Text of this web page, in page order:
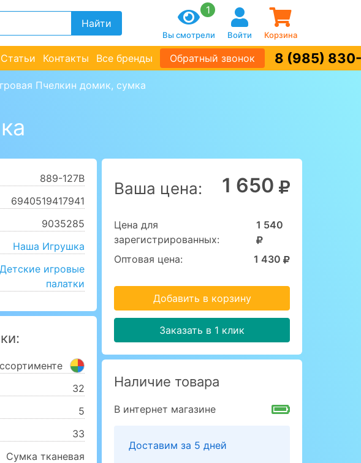
Найти
1
Вы смотрели Войти Корзина
Статьи Контакты Все бренды Обратный звонок 8 (985)
Пчелкин домик, сумка
889-127B
6940519417941
9035285
Наша Игрушка
Детские игровые
палатки
32
5
33
Сумка тканевая
Ваша цена: 1 650
Цена для
зарегистрированных:
1 540
Оптовая цена: 1 430
Добавить в корзину
Заказать в 1 клик
Наличие товара
В интернет магазине
Доставим за 5 дней